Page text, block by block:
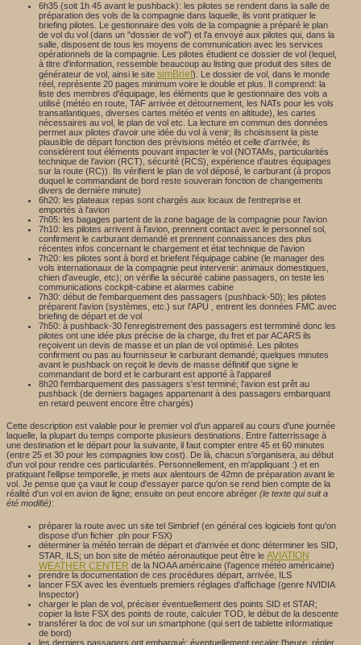
6h35 (soit 1h 45 avant le pushback): les pilotes se rendent dans la salle de
préparation des vols de la compagnie dans laquelle, ils vont pratiquer le
briefing pilotes. Le gestionnaire des vols de la compagnie a préparé le plan
de vol du vol (dans un "dossier de vol") et l'a envoyé aux pilotes qui, dans la
salle, disposent de tous les moyens de communication avec les services
opérationnels de la compagnie. Les pilotes étudient ce dossier de vol (lequel,
à titre d'information, ressemble beaucoup au listing que produit des sites de
générateur de vol, ainsi le site simBrief). Le dossier de vol, dans le monde
réel, représente 20 pages minimum voire le double et plus. Il comprend: la
liste des membres d'équipage, les éléments que le gestionnaire des vols a
utilisé (météo en route, TAF arrivée et détournement, les NATs pour les vols
transatlantiques, diverses cartes météo et vents en altitude), les cartes
nécessaires au vol, le plan de vol etc. La lecture en commun des données
permet aux pilotes d'avoir une idée du vol à venir; ils choisissent la piste
plausible de départ fonction des prévisions météo et celle d'arrivée; ils
considèrent tout éléments pouvant impacter le vol (NOTAMs, particularités
technique de l'avion (RCT), sécurité (RCS), expérience d'autres équipages
sur la route (RC)). Ils vérifient le plan de vol déposé, le carburant (à propos
duquel le commandant de bord reste souverain fonction de changements
divers de dernière minute)
6h20: les plateaux repas sont chargés aux locaux de l'entreprise et
emportés à l'avion
7h05: les bagages partent de la zone bagage de la compagnie pour l'avion
7h10: les pilotes arrivent à l'avion, prennent contact avec le personnel sol,
confirment le carburant demandé et prennent connaissances des plus
récentes infos concernant le chargement et état technique de l'avion
7h20: les pilotes sont à bord et briefent l'équipage cabine (le manager des
vols internationaux de la compagnie peut intervenir: animaux domestiques,
chien d'aveugle, etc); on vérifie la sécurité cabine passagers, on teste les
communications cockpit-cabine et alarmes cabine
7h30: début de l'embarquement des passagers (pushback-50); les pilotes
préparent l'avion (systèmes, etc.) sur l'APU , entrent les données FMC avec
briefing de départ et de vol
7h50: à pushback-30 l'enregistrement des passagers est termminé donc les
pilotes ont une idée plus précise de la charge, du fret et par ACARS ils
reçoivent un devis de masse et un plan de vol optimisé. Les pilotes
confirment ou pas au fournisseur le carburant demandé; quelques minutes
avant le pushback on reçoit le devis de masse définitif que signe le
commandant de bord et le carburant est apporté à l'appareil
8h20 l'embarquement des passagers s'est terminé; l'avion est prêt au
pushback (de derniers bagages appartenant à des passagers embarquant
en retard peuvent encore être chargés)
Cette description est valable pour le premier vol d'un appareil au cours d'une journée
laquelle, la plupart du temps comporte plusieurs destinations. Entre l'atterrissage à
une destination et le départ pour la suivante, il faut compter entre 45 et 60 minutes
(entre 25 et 30 pour les compagnies low cost). De là, chacun s'organisera, au début
d'un vol pour rendre ces particularités. Personnellement, en m'appliquant :) et en
pratiquant l'ellipse temporelle, je mets aux alentours de 42mn de préparation avant le
vol. Je pense que ça vaut le coup d'essayer parce qu'on se rend bien compte de la
réalité d'un vol en avion de ligne; ensuite on peut encore abréger (le texte qui suit a
été modifié):
préparer la route avec un site tel Simbrief (en général ces logiciels font qu'on
dispose d'un fichier .pln pour FSX)
déterminer la météo terrain de départ et d'arrivée et donc déterminer les SID,
STAR, ILS; un bon site de météo aéronautique peut être le AVIATION
WEATHER CENTER de la NOAA américaine (l'agence météo américaine)
prendre la documentation de ces procédures départ, arrivée, ILS
lancer FSX avec les éventuels premiers réglages d'affichage (genre NVIDIA
Inspector)
charger le plan de vol, préciser éventuellement des points SID et STAR;
copier la liste FSX des points de route, calculer TOD, le début de la descente
transférer la doc de vol sur un smartphone (qui sert de tablette informatique
de bord)
les derniers passagers ont embarqué; éventuellement recaler l'heure, régler